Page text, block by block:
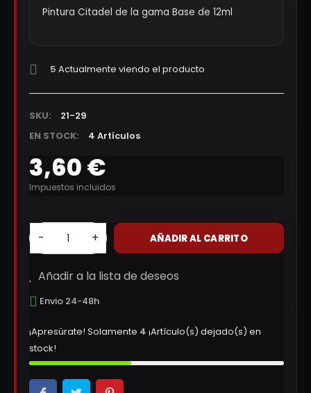
Pintura Citadel de la gama Base de 12ml
5 Actualmente viendo el producto
SKU:
21-29
EN STOCK:
4 Artículos
3,60 €
Impuestos incluidos
- + AÑADIR AL CARRITO
Añadir a la lista de deseos
Envio 24-48h
¡Apresúrate! Solamente 4 ¡Artículo(s) dejado(s) en
stock!